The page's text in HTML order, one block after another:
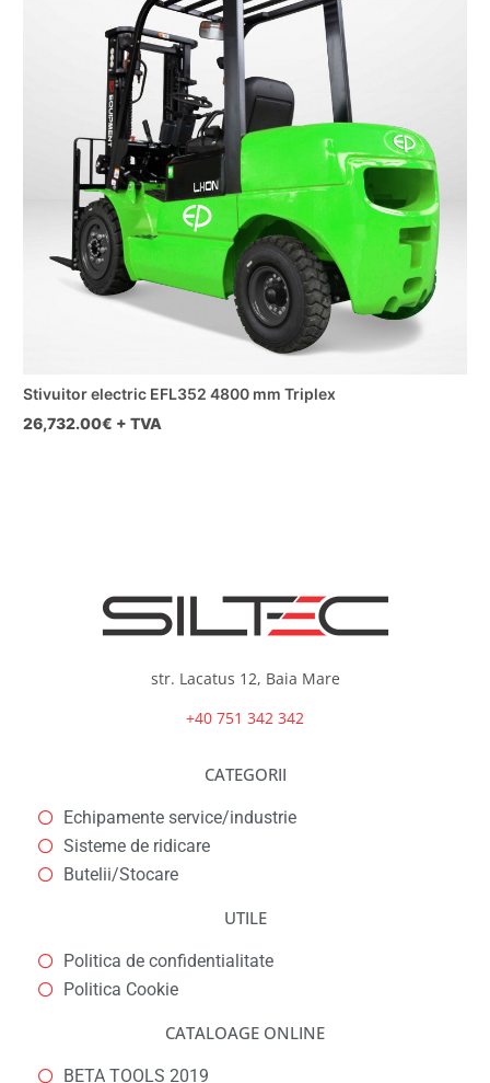
Stivuitor electric EFL352 4800 mm Triplex
26,732.00€ + TVA
str. Lacatus 12, Baia Mare
+40 751 342 342
CATEGORII
Echipamente service/industrie
Sisteme de ridicare
Butelii/Stocare
UTILE
Politica de confidentialitate
Politica Cookie
CATALOAGE ONLINE
BETA TOOLS 2019